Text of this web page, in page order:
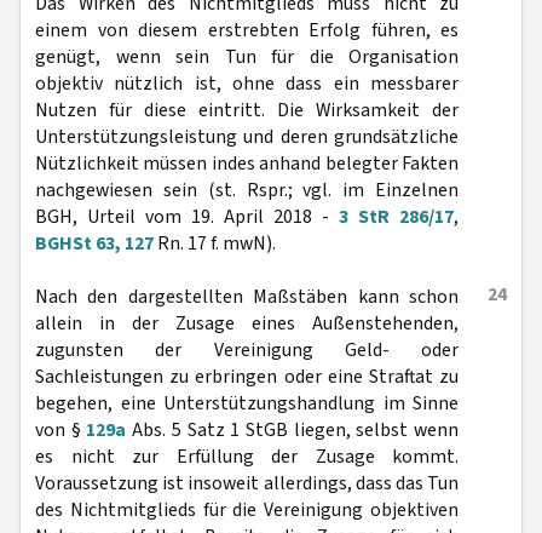
einem von diesem erstrebten Erfolg führen, es
genügt, wenn sein Tun für die Organisation
objektiv nützlich ist, ohne dass ein messbarer
Nutzen für diese eintritt. Die Wirksamkeit der
Unterstützungsleistung und deren grundsätzliche
Nützlichkeit müssen indes anhand belegter Fakten
nachgewiesen sein (st. Rspr.; vgl. im Einzelnen
BGH, Urteil vom 19. April 2018 - 3 StR 286/17,
BGHSt 63, 127Rn. 17 f. mwN).
24
Nach den dargestellten Maßstäben kann schon
allein in der Zusage eines Außenstehenden,
zugunsten der Vereinigung Geld- oder
Sachleistungen zu erbringen oder eine Straftat zu
begehen, eine Unterstützungshandlung im Sinne
von § 129a Abs. 5 Satz 1 StGB liegen, selbst wenn
es nicht zur Erfüllung der Zusage kommt.
Voraussetzung ist insoweit allerdings, dass das Tun
des Nichtmitglieds für die Vereinigung objektiven